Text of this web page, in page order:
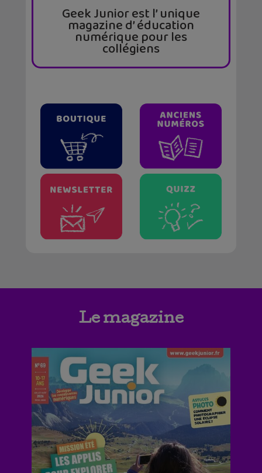
Geek Junior est l’ unique
magazine d’ éducation
numérique pour les
collégiens
Le magazine